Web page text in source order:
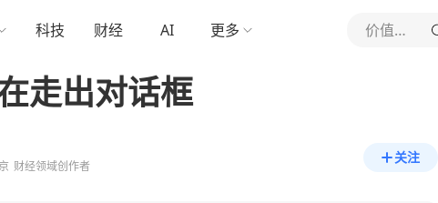
科技 财经 AI 更多 价值星球Planet
走出对话框
财经领域创作者
关注